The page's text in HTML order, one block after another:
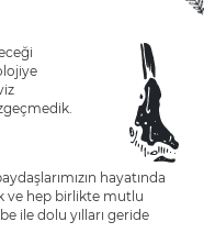
hayatında
ve hep birlikte mutlu
ile dolu yılları geride